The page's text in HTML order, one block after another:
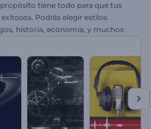
tiene todo para que tus
Podrás elegir estilos
historia, economía, y muchos
podcast, o cualquier link que